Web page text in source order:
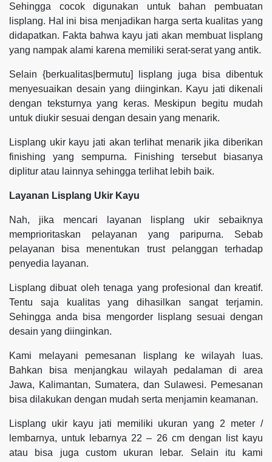
Sehingga cocok digunakan untuk bahan pembuatan
lisplang. Hal ini bisa menjadikan harga serta kualitas yang
didapatkan. Fakta bahwa kayu jati akan membuat lisplang
yang nampak alami karena memiliki serat-serat yang antik.
Selain {berkualitas|bermutu] lisplang juga bisa dibentuk
menyesuaikan desain yang diinginkan. Kayu jati dikenali
dengan teksturnya yang keras. Meskipun begitu mudah
untuk diukir sesuai dengan desain yang menarik.
Lisplang ukir kayu jati akan terlihat menarik jika diberikan
finishing yang sempurna. Finishing tersebut biasanya
diplitur atau lainnya sehingga terlihat lebih baik.
Layanan Lisplang Ukir Kayu
Nah, jika mencari layanan lisplang ukir sebaiknya
memprioritaskan pelayanan yang paripurna. Sebab
pelayanan bisa menentukan trust pelanggan terhadap
penyedia layanan.
Lisplang dibuat oleh tenaga yang profesional dan kreatif.
Tentu saja kualitas yang dihasilkan sangat terjamin.
Sehingga anda bisa mengorder lisplang sesuai dengan
desain yang diinginkan.
Kami melayani pemesanan lisplang ke wilayah luas.
Bahkan bisa menjangkau wilayah pedalaman di area
Jawa, Kalimantan, Sumatera, dan Sulawesi. Pemesanan
bisa dilakukan dengan mudah serta menjamin keamanan.
Lisplang ukir kayu jati memiliki ukuran yang 2 meter /
lembarnya, untuk lebarnya 22 – 26 cm dengan list kayu
atau bisa juga custom ukuran lebar. Selain itu kami